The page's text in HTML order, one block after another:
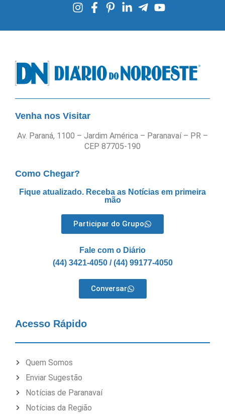
Venha nos Visitar
Av. Paraná, 1100 – Jardim América – Paranavaí – PR –
CEP 87705-190
Como Chegar?
Fique atualizado. Receba as Notícias em primeira
mão
Participar do Grupo
Fale com o Diário
(44) 3421-4050 / (44) 99177-4050
Conversar
Acesso Rápido
Quem Somos
Enviar Sugestão
Notícias de Paranavaí
Notícias da Região